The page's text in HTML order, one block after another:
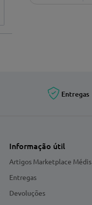
Entregas
Informação útil
Artigos Marketplace Médis
Entregas
Devoluções